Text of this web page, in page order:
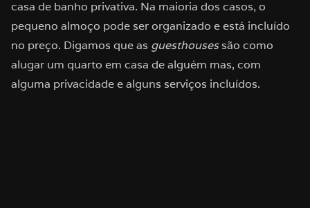
casa de banho privativa. Na maioria dos casos, o
pequeno almoço pode ser organizado e está incluído
no preço. Digamos que as guesthousessão como
alugar um quarto em casa de alguém mas, com
alguma privacidade e alguns serviços incluídos.